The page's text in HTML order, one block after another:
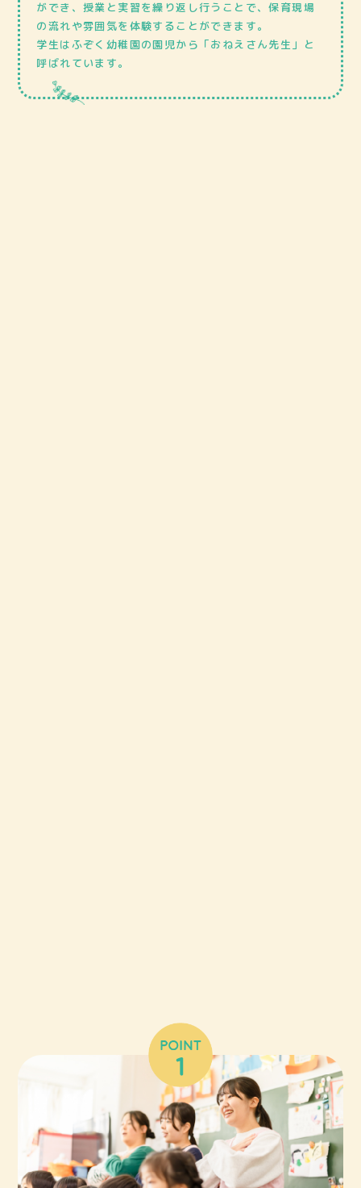
ができ、授業と実習を繰り返し行うことで、保育現場
の流れや雰囲気を体験することができます。
学生はふぞく幼稚園の園児から「おねえさん先生」と
呼ばれています。